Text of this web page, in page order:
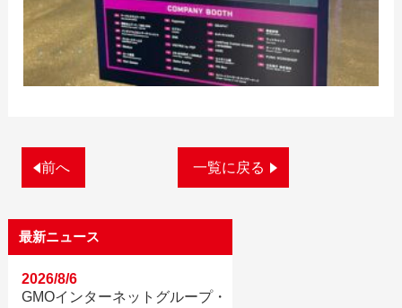
前へ 一覧に戻る
最新ニュース
GMOインターネットグループ・
2026/8/6